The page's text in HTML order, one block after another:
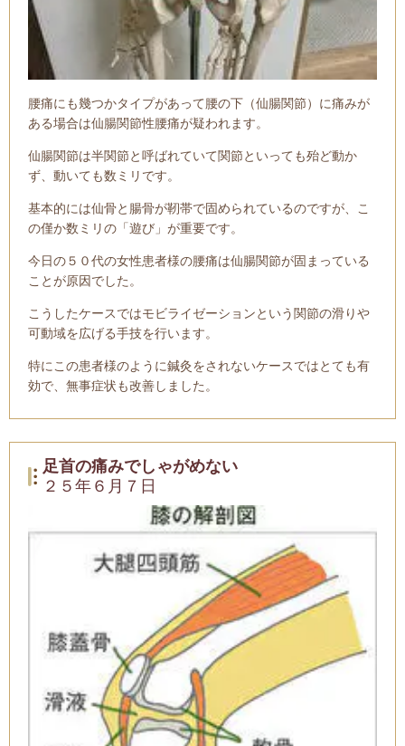
腰痛にも幾つかタイプがあって腰の下（仙腸関節）に痛みが
ある場合は仙腸関節性腰痛が疑われます。
仙腸関節は半関節と呼ばれていて関節といっても殆ど動か
ず、動いても数ミリです。
基本的には仙骨と腸骨が靭帯で固められているのですが、 こ
の僅か数ミリの「遊び」が重要です。
今日の５０代の女性患者様の腰痛は仙腸関節が固まっている
ことが原因でした。
こうしたケースではモビライゼーションという関節の滑りや
可動域を広げる手技を行います。
特にこの患者様のように鍼灸をされないケースではとても有
効で、無事症状も改善しました。
足首の痛みでしゃがめない
２５年６月７日